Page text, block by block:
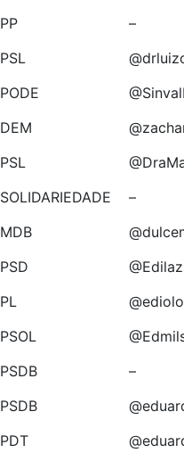
PP
–
PSL
PODE
DEM
PSL
SOLIDARIEDADE
–
MDB
PSD
PL
PSOL
PSDB
–
PSDB
PDT